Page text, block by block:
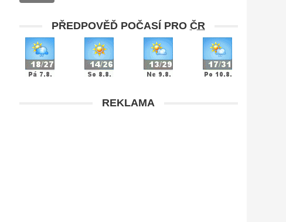
PŘEDPOVĚĎ POČASÍ PROČR
REKLAMA